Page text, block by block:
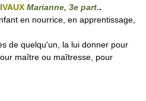
Marianne, 3e part..
en nourrice, en apprentissage,
de quelqu'un, la lui donner pour
maître ou maîtresse, pour